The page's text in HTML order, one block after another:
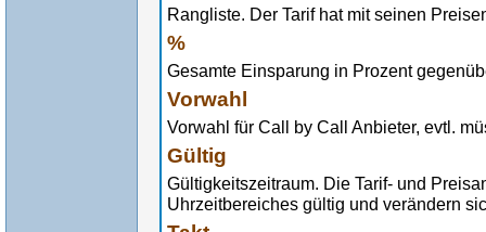
Rangliste. Der Tarif hat mit seinen
%
Gesamte Einsparung in Prozent
Vorwahl
Vorwahl für Call by Call Anbieter, evtl.
Gültig
Gültigkeitszeitraum. Die Tarif- und
Uhrzeitbereiches gültig und verändern